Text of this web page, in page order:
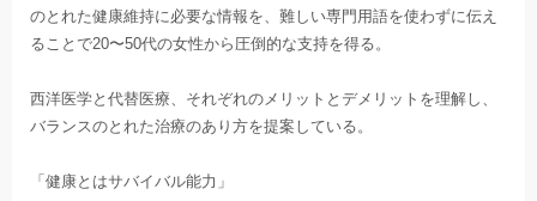
のとれた健康維持に必要な情報を、難しい専門用語を使わずに伝え
ることで20〜50代の女性から圧倒的な支持を得る。
西洋医学と代替医療、それぞれのメリットとデメリットを理解し、
バランスのとれた治療のあり方を提案している。
「健康とはサバイバル能力」